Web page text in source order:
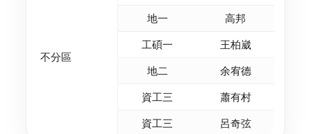
不分區
地一
高邦
工碩一
王柏崴
地二
余宥德
資工三
蕭有村
資工三
呂奇弦